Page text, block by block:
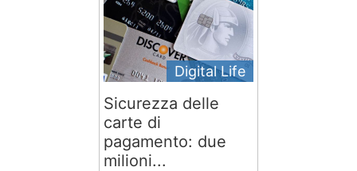
Digital Life
Sicurezza delle
carte di
pagamento: due
milioni...